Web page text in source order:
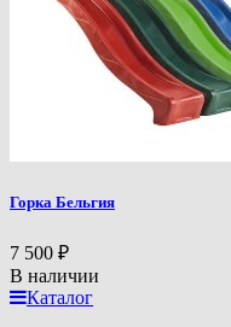
Горка Бельгия
7 500 ₽
В наличии
Каталог